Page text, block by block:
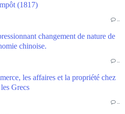
(1817)
…
changement de nature de
chinoise.
…
les affaires et la propriété chez
les Grecs
…